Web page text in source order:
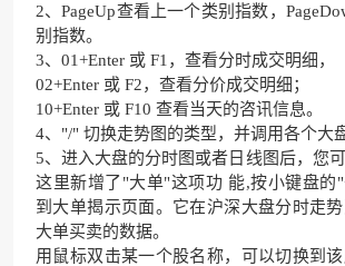
2、PageUp查看上一个类别指数，
别指数。
3、01+Enter 或 F1，查看分时成交明细，
02+Enter 或 F2，查看分价成交明细；
10+Enter 或 F10 查看当天的咨讯信息。
4、"/" 切换走势图的类型，并调用各个大
5、进入大盘的分时图或者日线图后，您
这里新增了"大单"这项功 能,按小键盘的
到大单揭示页面。它在沪深大盘分时走
大单买卖的数据。
用鼠标双击某一个股名称，可以切换到